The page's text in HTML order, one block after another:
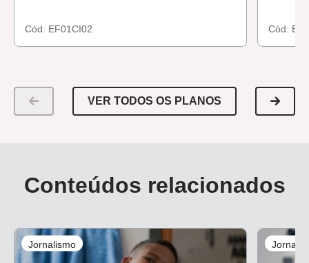
Cód: EF01CI02 Cód:
VER TODOS OS PLANOS
Conteúdos relacionados
Jornalismo